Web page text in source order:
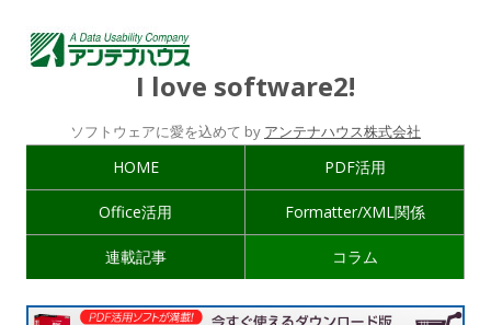
I love software2!
ソフトウェアに愛を込めて by アンテナハウス株式会社
HOME PDF活用
Office活用 Formatter/XML関係
連載記事 コラム